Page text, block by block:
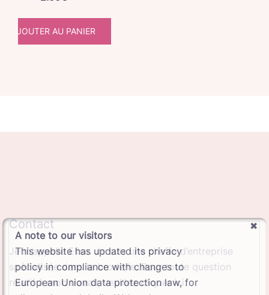
AJOUTER AU PANIER
Contact
Je m’appelle Elise. Je suis une cheffe d’entreprise
spécialisée dans la broderie. Pour toute question
relatif à mon travail, veuillez cliquer ici.
A note to our visitors
This website has updated its privacy
policy in compliance with changes to
European Union data protection law, for